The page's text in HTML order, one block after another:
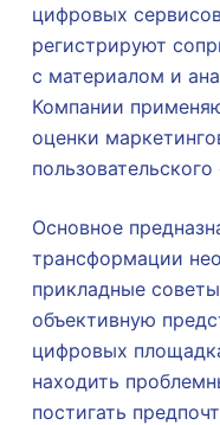
цифровых
регистрируют
с материалом и
Компании
оценки
Основное
трансформации
прикладные
объективную
цифровых
находить
постигать